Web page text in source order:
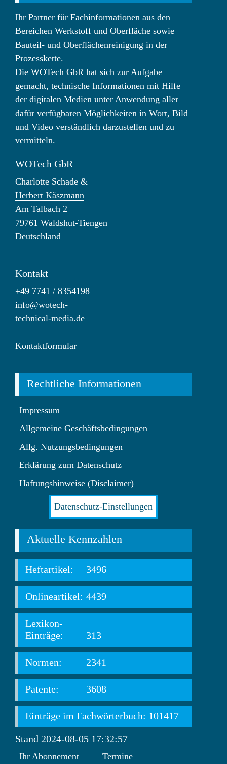
Ihr Partner für Fachinformationen aus den
Bereichen Werkstoff und Oberfläche sowie
Bauteil- und Oberflächenreinigung in der
Prozesskette.
Die WOTech GbR hat sich zur Aufgabe
gemacht, technische Informationen mit Hilfe
der digitalen Medien unter Anwendung aller
dafür verfügbaren Möglichkeiten in Wort, Bild
und Video verständlich darzustellen und zu
vermitteln.
WOTech GbR
Charlotte Schade &
Herbert Käszmann
Am Talbach 2
79761 Waldshut-Tiengen
Deutschland
Kontakt
+49 7741 / 8354198
info@wotech-
technical-media.de
Kontaktformular
Rechtliche Informationen
Impressum
Allgemeine Geschäftsbedingungen
Allg. Nutzungsbedingungen
Erklärung zum Datenschutz
Haftungshinweise (Disclaimer)
Datenschutz-Einstellungen
Aktuelle Kennzahlen
Heftartikel: 3496
Onlineartikel: 4439
Lexikon-
Einträge:
313
Normen: 2341
Patente: 3608
Einträge im Fachwörterbuch: 101417
Stand 2024-08-05 17:32:57
Ihr Abonnement Termine